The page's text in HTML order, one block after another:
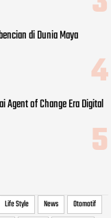
di Dunia Maya
Agent of Change Era Digital
Life Style News
Otomotif